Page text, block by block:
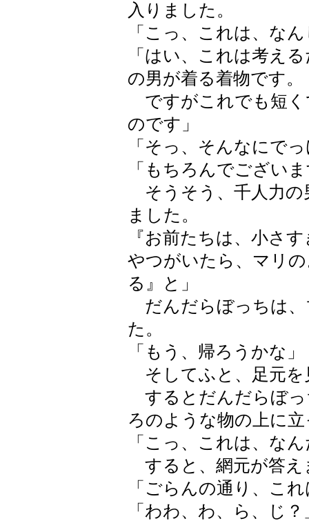
入りました。
「こっ、これは、な
「はい、これは考え
の男が着る着物です。
ですがこれでも短く
のです」
「そっ、そんなにで
「もちろんでござい
そうそう、千人力の
ました。
『お前たちは、小さ
やつがいたら、マリ
る』と」
だんだらぼっちは、
た。
「もう、帰ろうかな」
そしてふと、足元を
するとだんだらぼっ
ろのような物の上に
「こっ、これは、な
すると、網元が答え
「ごらんの通り、こ
「わわ、わ、ら、じ？